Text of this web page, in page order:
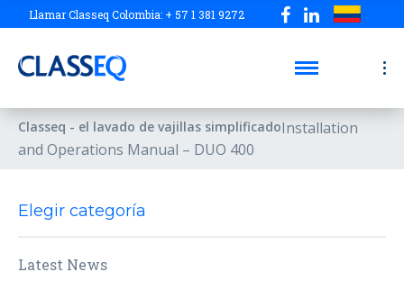
Llamar Classeq Colombia: + 57 1 381 9272
Classeq - el lavado de vajillas simplificadoInstallation
and Operations Manual – DUO 400
Elegir categoría
Latest News